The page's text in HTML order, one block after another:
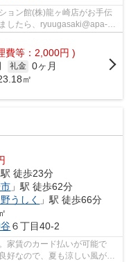
ョン館(株)龍ヶ崎店がお手伝
したら、ryuugasaki@apa-
費等：2,000円 )
礼金 0ヶ月
㎡
駅 徒歩23分
」駅 徒歩62分
うしく
」駅 徒歩66分
６丁目40-2
家賃のカード払いが可能で
好なので、夏も涼しい風がは